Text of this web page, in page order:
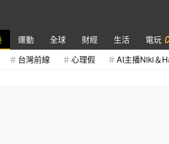
運動 全球 財經 生活 電玩
台灣前線
心理假 AI主播Niki＆